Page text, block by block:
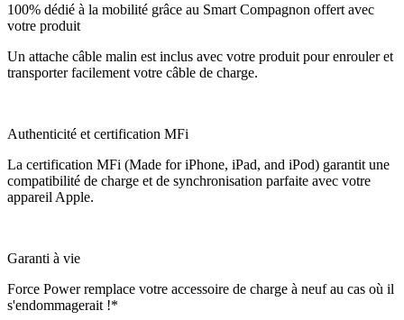
100% dédié à la mobilité grâce au Smart Compagnon offert avec
votre produit
Un attache câble malin est inclus avec votre produit pour enrouler et
transporter facilement votre câble de charge.
Authenticité et certification MFi
La certification MFi (Made for iPhone, iPad, and iPod) garantit une
compatibilité de charge et de synchronisation parfaite avec votre
appareil Apple.
Garanti à vie
Force Power remplace votre accessoire de charge à neuf au cas où il
s'endommagerait !*